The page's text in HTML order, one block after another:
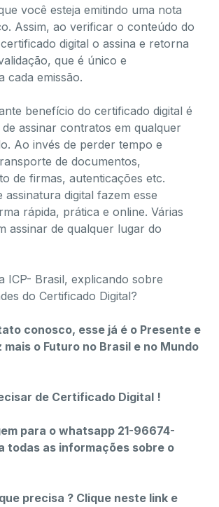
você esteja emitindo uma nota
Assim, ao verificar o conteúdo do
digital o assina e retorna
que é único e
cada emissão.
benefício do certificado digital é
de ​assinar contratos em qualquer
Ao invés de perder tempo e
de documentos,
de firmas, autenticações etc.
assinatura digital fazem esse
rápida, prática e online.​ Várias
assinar de qualquer lugar do
ICP- Brasil, explicando sobre
do Certificado Digital?
conosco, esse já é o Presente e
o Futuro no Brasil e no Mundo
de Certificado Digital !
para o whatsapp 21-96674-
todas as informações sobre o
precisa ? Clique neste link e